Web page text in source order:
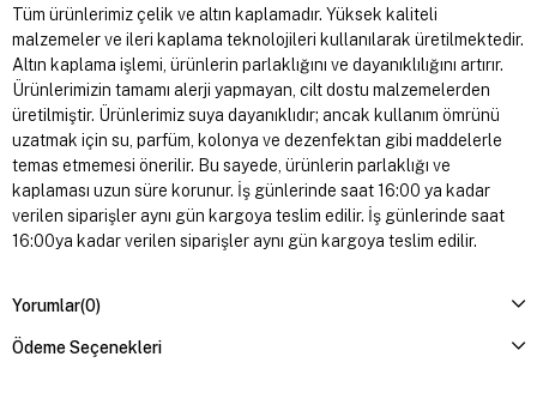
Tüm ürünlerimiz çelik ve altın kaplamadır. Yüksek kaliteli
malzemeler ve ileri kaplama teknolojileri kullanılarak üretilmektedir.
Altın kaplama işlemi, ürünlerin parlaklığını ve dayanıklılığını artırır.
Ürünlerimizin tamamı alerji yapmayan, cilt dostu malzemelerden
üretilmiştir. Ürünlerimiz suya dayanıklıdır; ancak kullanım ömrünü
uzatmak için su, parfüm, kolonya ve dezenfektan gibi maddelerle
temas etmemesi önerilir. Bu sayede, ürünlerin parlaklığı ve
kaplaması uzun süre korunur. İş günlerinde saat 16:00 ya kadar
verilen siparişler aynı gün kargoya teslim edilir. İş günlerinde saat
16:00ya kadar verilen siparişler aynı gün kargoya teslim edilir.
Yorumlar(0)
Ödeme Seçenekleri